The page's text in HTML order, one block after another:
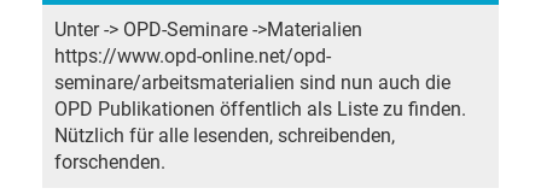
Unter -> OPD-Seminare ->Materialien
https://www.opd-online.net/opd-
seminare/arbeitsmaterialien sind nun auch die
OPD Publikationen öffentlich als Liste zu finden.
Nützlich für alle lesenden, schreibenden,
forschenden.